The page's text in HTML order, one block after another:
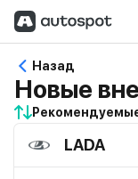
Назад
Новые
LADA